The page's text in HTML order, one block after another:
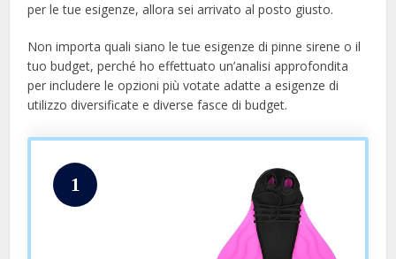
per le tue esigenze, allora sei arrivato al posto giusto.
Non importa quali siano le tue esigenze di pinne sirene o il
tuo budget, perché ho effettuato un’analisi approfondita
per includere le opzioni più votate adatte a esigenze di
utilizzo diversificate e diverse fasce di budget.
1